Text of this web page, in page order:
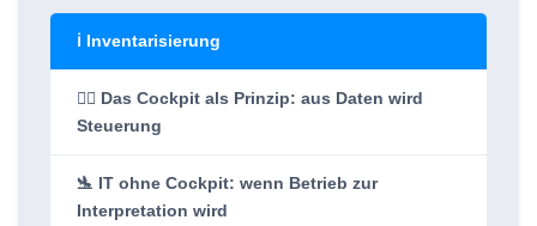
ℹ Inventarisierung
👨‍✈️ Das Cockpit als Prinzip: aus Daten wird
Steuerung
🛬 IT ohne Cockpit: wenn Betrieb zur
Interpretation wird